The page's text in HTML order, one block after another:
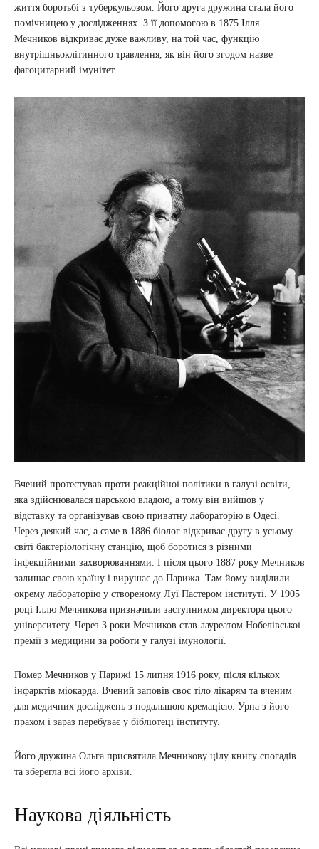
життя боротьбі з туберкульозом. Його друга дружина стала його
помічницею у дослідженнях. З її допомогою в 1875 Ілля
Мечников відкриває дуже важливу, на той час, функцію
внутрішньоклітинного травлення, як він його згодом назве
фагоцитарний імунітет.
Вчений протестував проти реакційної політики в галузі освіти,
яка здійснювалася царською владою, а тому він вийшов у
відставку та організував свою приватну лабораторію в Одесі.
Через деякий час, а саме в 1886 біолог відкриває другу в усьому
світі бактеріологічну станцію, щоб боротися з різними
інфекційними захворюваннями. І після цього 1887 року Мечников
залишає свою країну і вирушає до Парижа. Там йому виділили
окрему лабораторію у створеному Луї Пастером інституті. У 1905
році Іллю Мечникова призначили заступником директора цього
університету. Через 3 роки Мечников став лауреатом Нобелівської
премії з медицини за роботи у галузі імунології.
Помер Мечников у Парижі 15 липня 1916 року, після кількох
інфарктів міокарда. Вчений заповів своє тіло лікарям та вченим
для медичних досліджень з подальшою кремацією. Урна з його
прахом і зараз перебуває у бібліотеці інституту.
Його дружина Ольга присвятила Мечникову цілу книгу спогадів
та зберегла всі його архіви.
Наукова діяльність